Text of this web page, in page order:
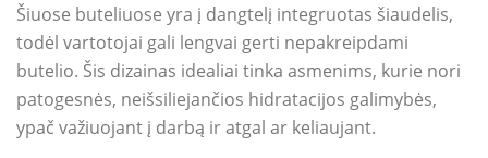
Šiuose buteliuose yra į dangtelį integruotas šiaudelis,
todėl vartotojai gali lengvai gerti nepakreipdami
butelio. Šis dizainas idealiai tinka asmenims, kurie nori
patogesnės, neišsiliejančios hidratacijos galimybės,
ypač važiuojant į darbą ir atgal ar keliaujant.